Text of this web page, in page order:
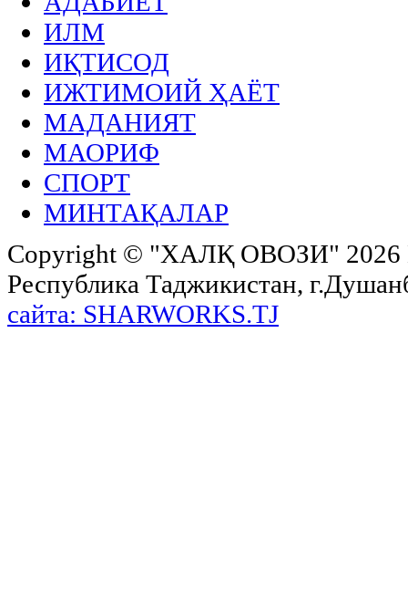
ИЛМ
ИҚТИСОД
ИЖТИМОИЙ ҲАЁТ
МАДАНИЯТ
МАОРИФ
СПОРТ
МИНТАҚАЛАР
Copyright © "ХАЛҚ ОВОЗИ"
Республика Таджикистан,
сайта: SHARWORKS.TJ